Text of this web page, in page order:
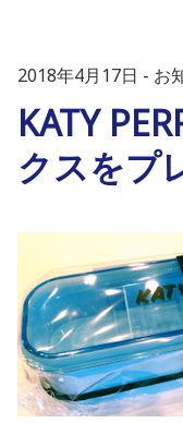
2018年4月17日 お
KATY
クスをプ